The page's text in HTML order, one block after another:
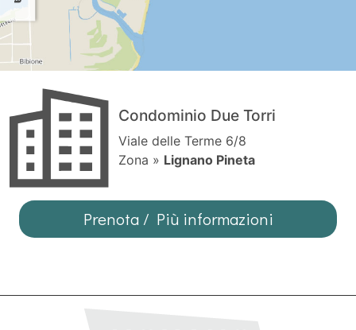
Condominio Due Torri
Viale delle Terme 6/8
Zona » Lignano Pineta
Prenota / Più informazioni